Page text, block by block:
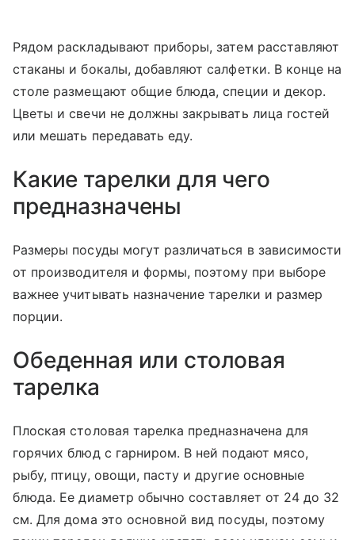
Рядом раскладывают приборы, затем расставляют
стаканы и бокалы, добавляют салфетки. В конце на
столе размещают общие блюда, специи и декор.
Цветы и свечи не должны закрывать лица гостей
или мешать передавать еду.
Какие тарелки для чего
предназначены
Размеры посуды могут различаться в зависимости
от производителя и формы, поэтому при выборе
важнее учитывать назначение тарелки и размер
порции.
Обеденная или столовая
тарелка
Плоская столовая тарелка предназначена для
горячих блюд с гарниром. В ней подают мясо,
рыбу, птицу, овощи, пасту и другие основные
блюда. Ее диаметр обычно составляет от 24 до 32
см. Для дома это основной вид посуды, поэтому